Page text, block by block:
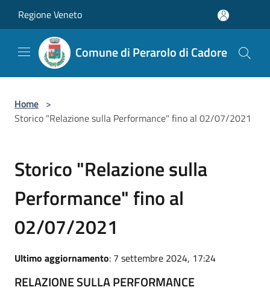
Regione Veneto
Comune di Perarolo di Cadore
Home >
Storico "Relazione sulla Performance" fino al 02/07/2021
Storico "Relazione sulla
Performance" fino al
02/07/2021
Ultimo aggiornamento: 7 settembre 2024, 17:24
RELAZIONE SULLA PERFORMANCE